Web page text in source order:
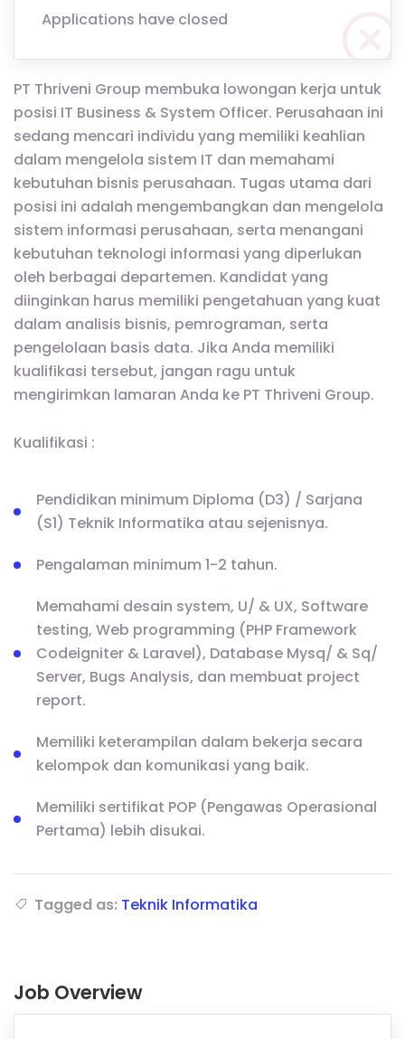
Applications have closed
PT Thriveni Group membuka lowongan kerja untuk
posisi IT Business & System Officer. Perusahaan ini
sedang mencari individu yang memiliki keahlian
dalam mengelola sistem IT dan memahami
kebutuhan bisnis perusahaan. Tugas utama dari
posisi ini adalah mengembangkan dan mengelola
sistem informasi perusahaan, serta menangani
kebutuhan teknologi informasi yang diperlukan
oleh berbagai departemen. Kandidat yang
diinginkan harus memiliki pengetahuan yang kuat
dalam analisis bisnis, pemrograman, serta
pengelolaan basis data. Jika Anda memiliki
kualifikasi tersebut, jangan ragu untuk
mengirimkan lamaran Anda ke PT Thriveni Group.
Kualifikasi :
Pendidikan minimum Diploma (D3) / Sarjana
(S1) Teknik Informatika atau sejenisnya.
Pengalaman minimum 1-2 tahun.
Memahami desain system, U/ & UX, Software
testing, Web programming (PHP Framework
Codeigniter & Laravel), Database Mysq/ & Sq/
Server, Bugs Analysis, dan membuat project
report.
Memiliki keterampilan dalam bekerja secara
kelompok dan komunikasi yang baik.
Memiliki sertifikat POP (Pengawas Operasional
Pertama) lebih disukai.
Tagged as: Teknik Informatika
Job Overview